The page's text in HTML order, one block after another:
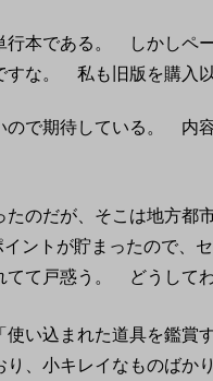
行本である。 しかしペ
すな。 私も旧版を購入
ので期待している。 内
のだが、そこは地方都
イントが貯まったので
てて戸惑う。 どうして
使い込まれた道具を鑑賞
り、小キレイなものば